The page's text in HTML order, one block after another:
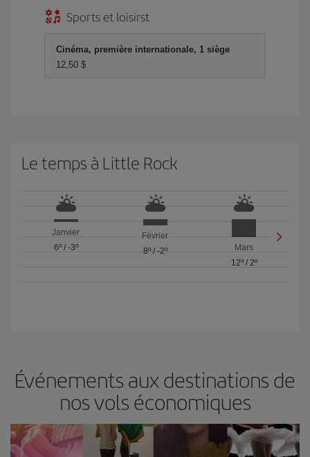
Sports et loisirst
Cinéma, première internationale, 1 siège
12,50 $
Le temps à Little Rock
Janvier
6º/ -3º
Février
8º/ -2º
Mars
12º/ 2º
Événements aux destinations de
nos vols économiques